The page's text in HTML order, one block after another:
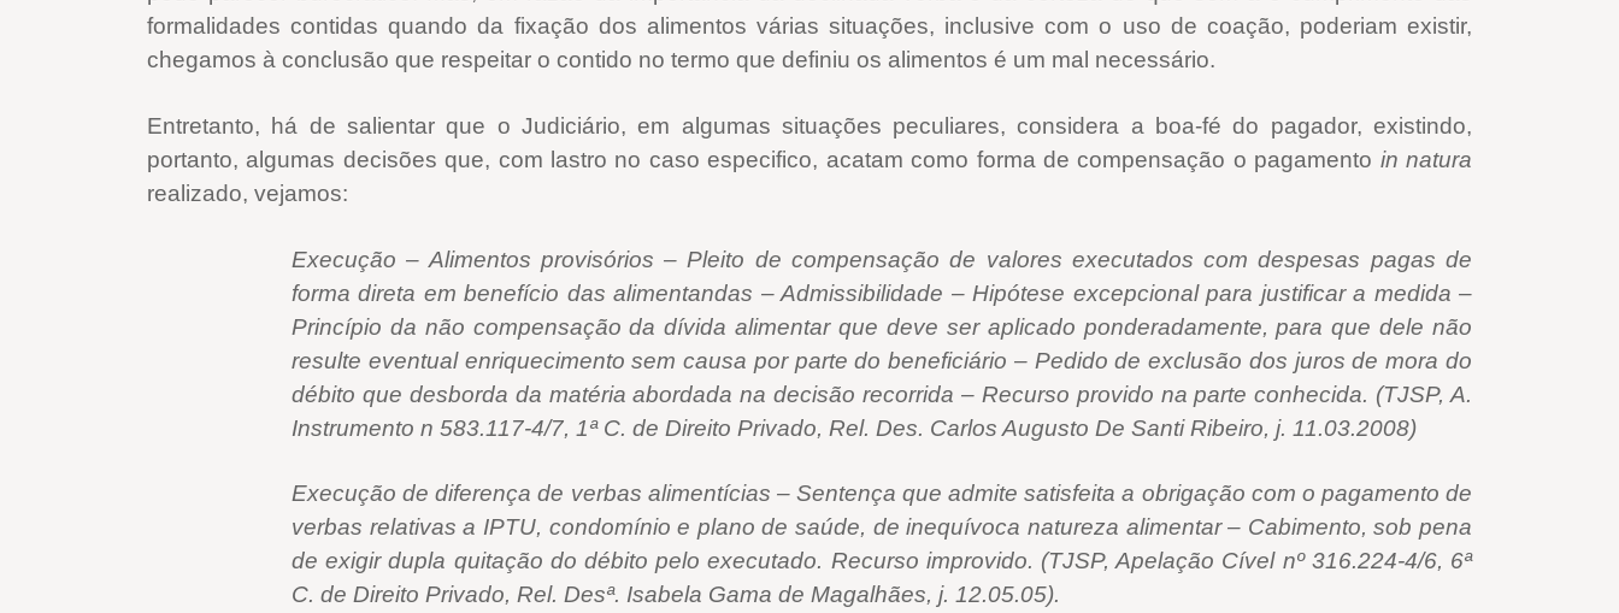
formalidades contidas quando da fixação dos alimentos várias situações, inclusive com o uso de coação, poderiam existir,
chegamos à conclusão que respeitar o contido no termo que definiu os alimentos é um mal necessário.
Entretanto, há de salientar que o Judiciário, em algumas situações peculiares, considera a boa-fé do pagador, existindo,
portanto, algumas decisões que, com lastro no caso especifico, acatam como forma de compensação o pagamento in natura
realizado, vejamos:
Execução – Alimentos provisórios – Pleito de compensação de valores executados com despesas pagas de
forma direta em benefício das alimentandas – Admissibilidade – Hipótese excepcional para justificar a medida –
Princípio da não compensação da dívida alimentar que deve ser aplicado ponderadamente, para que dele não
resulte eventual enriquecimento sem causa por parte do beneficiário – Pedido de exclusão dos juros de mora do
débito que desborda da matéria abordada na decisão recorrida – Recurso provido na parte conhecida. (TJSP, A.
Instrumento n 583.117-4/7, 1ª C. de Direito Privado, Rel. Des. Carlos Augusto De Santi Ribeiro, j. 11.03.2008)
Execução de diferença de verbas alimentícias – Sentença que admite satisfeita a obrigação com o pagamento de
verbas relativas a IPTU, condomínio e plano de saúde, de inequívoca natureza alimentar – Cabimento, sob pena
de exigir dupla quitação do débito pelo executado. Recurso improvido. (TJSP, Apelação Cível nº 316.224-4/6, 6ª
C. de Direito Privado, Rel. Desª. Isabela Gama de Magalhães, j. 12.05.05).